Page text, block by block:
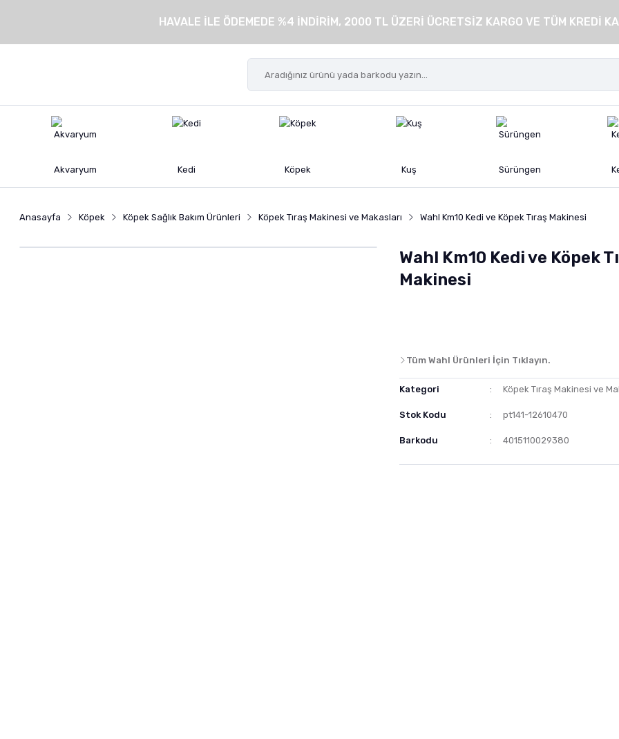
HAVALE İLE ÖDEMEDE %4 İNDİRİM, 2000 TL ÜZERİ ÜCRETSİZ KARGO VE TÜM KREDİ
Akvaryum Kedi Köpek Kuş Sürüngen
Anasayfa Köpek Köpek Sağlık Bakım Ürünleri Köpek Tıraş Makinesi ve Makasları Wahl Km10 Kedi ve Köpek Tıraş Makinesi
Wahl Km10 Kedi ve Köpek
Makinesi
Tüm Wahl Ürünleri İçin Tıklayın.
Kategori Köpek Tıraş Makinesi ve
Stok Kodu pt141-12610470
Barkodu 4015110029380